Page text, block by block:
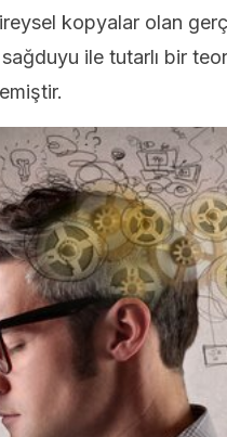
kopyalar olan
ile tutarlı bir